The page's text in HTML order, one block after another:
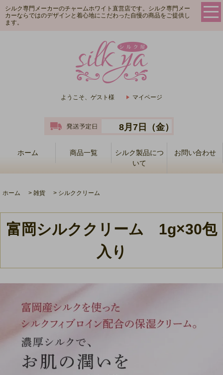
シルク専門メーカーのチャームホワイト直営店です。シルク専門メー
カーならではのデザインと着心地にこだわった自慢の商品をご提供し
ます。
ようこそ、ゲスト様 マイページ
8月7日（金）
ホーム 商品一覧
シルク製品につ
いて
お問い合わせ
ホーム > 雑貨 > シルククリーム
富岡シルククリーム 1g×30包
入り